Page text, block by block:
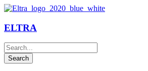
ELTRA